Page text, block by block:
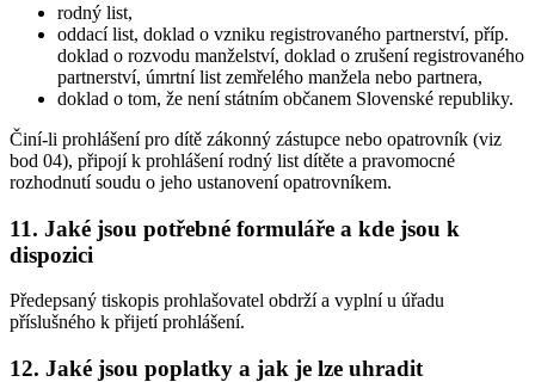
rodný list,
oddací list, doklad o vzniku registrovaného partnerství, příp.
doklad o rozvodu manželství, doklad o zrušení registrovaného
partnerství, úmrtní list zemřelého manžela nebo partnera,
doklad o tom, že není státním občanem Slovenské republiky.
Činí-li prohlášení pro dítě zákonný zástupce nebo opatrovník (viz
bod 04), připojí k prohlášení rodný list dítěte a pravomocné
rozhodnutí soudu o jeho ustanovení opatrovníkem.
11. Jaké jsou potřebné formuláře a kde jsou k
dispozici
Předepsaný tiskopis prohlašovatel obdrží a vyplní u úřadu
příslušného k přijetí prohlášení.
12. Jaké jsou poplatky a jak je lze uhradit